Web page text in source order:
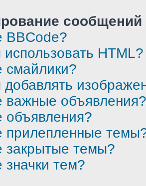
BBCode?
HTML?
смайлики?
добавлять
важные объявления?
объявления?
прилепленные
закрытые темы?
значки тем?